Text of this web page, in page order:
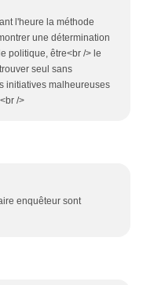
l'heure la méthode
une détermination
politique, être<br /> le
seul sans
initiatives malheureuses
/>
enquêteur sont